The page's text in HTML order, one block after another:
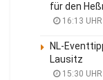
für den
16:13
NL-
Lausitz
15:30